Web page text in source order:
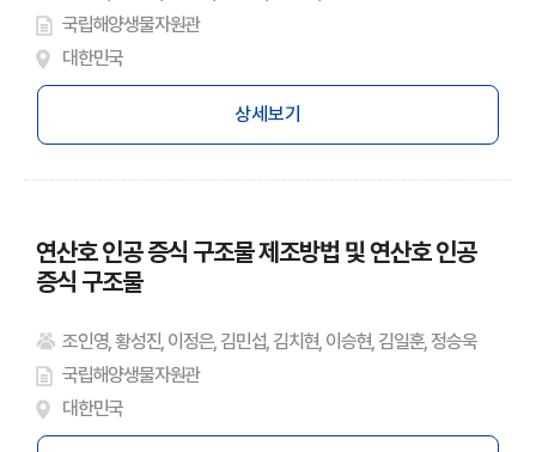
국립해양생물자원관
대한민국
상세보기
연산호 인공 증식 구조물 제조방법 및 연산호 인공
증식 구조물
조인영, 황성진, 이정은, 김민섭, 김치현, 이승현, 김일훈, 정승욱
국립해양생물자원관
대한민국